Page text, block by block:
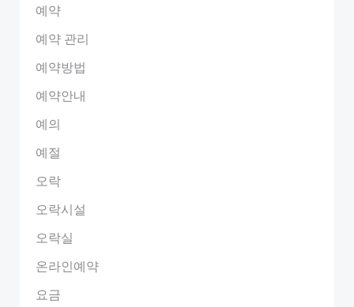
예약
예약 관리
예약방법
예약안내
예의
예절
오락
오락시설
오락실
온라인예약
요금